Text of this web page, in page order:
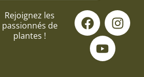
Rejoignez les
passionnés de
plantes !
F
a
c
e
I
n
s
Y
o
u
t
u